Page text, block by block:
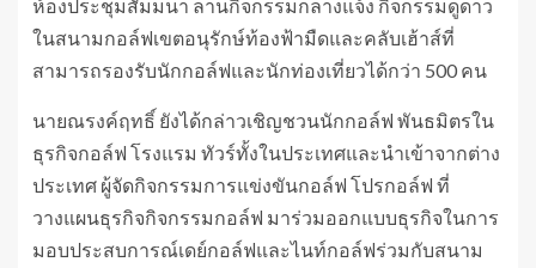
ห้องประชุมสัมมนา ลานกิจกรรมกลางแจ้ง กิจกรรมดูดาว
ในสนามกอล์ฟเขตอนุรักษ์ท้องฟ้ามืดและคลับเฮ้าส์ที่
สามารถรองรับนักกอล์ฟและนักท่องเที่ยวได้กว่า 500 คน
นายณรงค์ฤทธิ์ ยังได้กล่าวเชิญชวนนักกอล์ฟ พันธมิตรใน
ธุรกิจกอล์ฟ โรงแรม ทัวร์ทั้งในประเทศและนำเข้าจากต่าง
ประเทศ ผู้จัดกิจกรรมการแข่งขันกอล์ฟ โปรกอล์ฟ ที่
วางแผนธุรกิจกิจกรรมกอล์ฟ มาร่วมออกแบบธุรกิจในการ
มอบประสบการณ์เดย์กอล์ฟและไนท์กอล์ฟร่วมกับสนาม